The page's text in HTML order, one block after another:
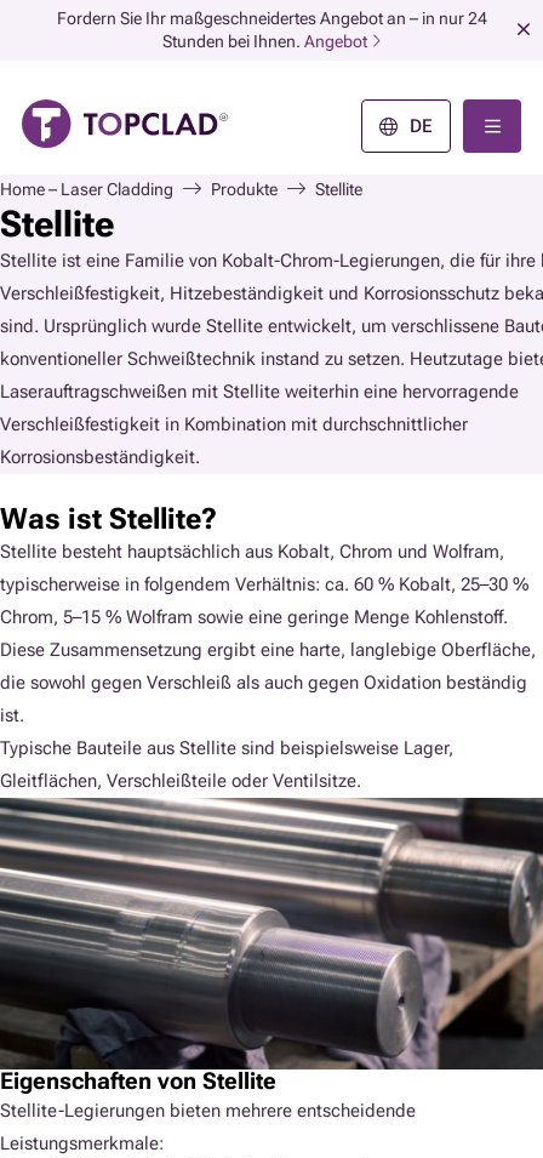
Fordern Sie Ihr maßgeschneidertes Angebot an – in nur 24
Stunden bei Ihnen. Angebot
DE
Home – Laser Cladding Produkte Stellite
Stellite
Stellite ist eine Familie von Kobalt-Chrom-Legierungen, die für ihre
Verschleißfestigkeit, Hitzebeständigkeit und Korrosionsschutz
sind. Ursprünglich wurde Stellite entwickelt, um verschlissene
konventioneller Schweißtechnik instand zu setzen. Heutzutage
Laserauftragschweißen mit Stellite weiterhin eine hervorragende
Verschleißfestigkeit in Kombination mit durchschnittlicher
Korrosionsbeständigkeit.
Was ist Stellite?
Stellite besteht hauptsächlich aus Kobalt, Chrom und Wolfram,
typischerweise in folgendem Verhältnis: ca. 60 % Kobalt, 25–30 %
Chrom, 5–15 % Wolfram sowie eine geringe Menge Kohlenstoff.
Diese Zusammensetzung ergibt eine harte, langlebige Oberfläche,
die sowohl gegen Verschleiß als auch gegen Oxidation beständig
ist.
Typische Bauteile aus Stellite sind beispielsweise Lager,
Gleitflächen, Verschleißteile oder Ventilsitze.
Eigenschaften von Stellite
Stellite-Legierungen bieten mehrere entscheidende
Leistungsmerkmale: